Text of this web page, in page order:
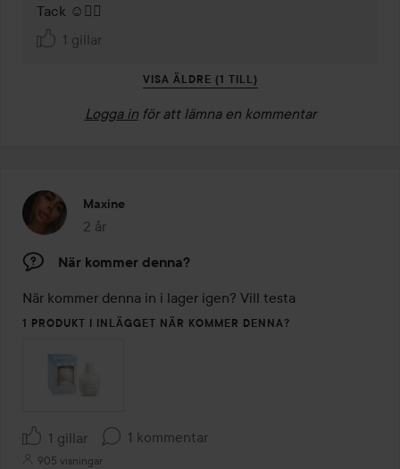
Tack ☺️👌🏼
1 gillar
VISA ÄLDRE (1 TILL)
Logga in för att lämna en kommentar
Maxine
2 år
Inlägget skapades 2 år
När kommer denna?
När kommer denna in i lager igen? Vill testa
1 PRODUKT I INLÄGGET NÄR KOMMER DENNA?
1 gillar 1 kommentar
905 visningar